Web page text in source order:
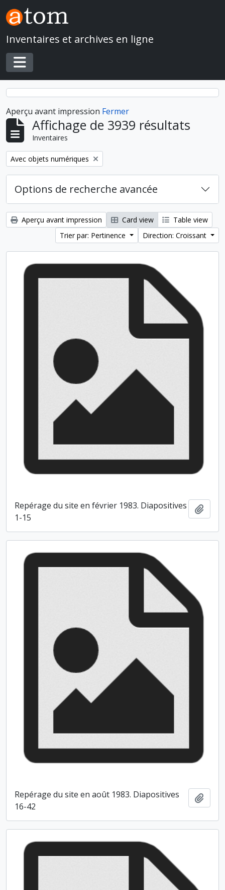
Skip to main content
Inventaires et archives en ligne
Toggle navigation
Aperçu avant impression Fermer
Affichage de 3939 résultats
Inventaires
Remove filter:
Avec objets numériques
Options de recherche avancée
Aperçu avant impression Card view
Table view
Trier par: Pertinence
Direction: Croissant
Repérage du site en février 1983. Diapositives
1-15
Repérage du site en août 1983. Diapositives
16-42